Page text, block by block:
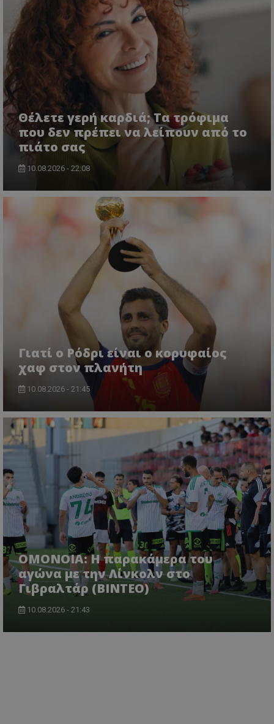
Θέλετε γερή καρδιά; Τα τρόφιμα
που δεν πρέπει να λείπουν από το
πιάτο σας
10.08.2026 - 22:08
Γιατί ο Ρόδρι είναι ο κορυφαίος
χαφ στον πλανήτη
10.08.2026 - 21:45
OMONOIA: Η παρακάμερα του
αγώνα με την Λίνκολν στο
Γιβραλτάρ (BINTEO)
10.08.2026 - 21:43